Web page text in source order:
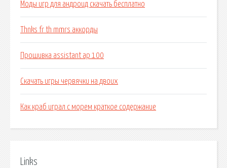
Моды игр для андроид скачать бесплатно
Thnks fr th mmrs аккорды
Прошивка assistant ap 100
Скачать игры червячки на двоих
Как краб играл с морем краткое содержание
Links